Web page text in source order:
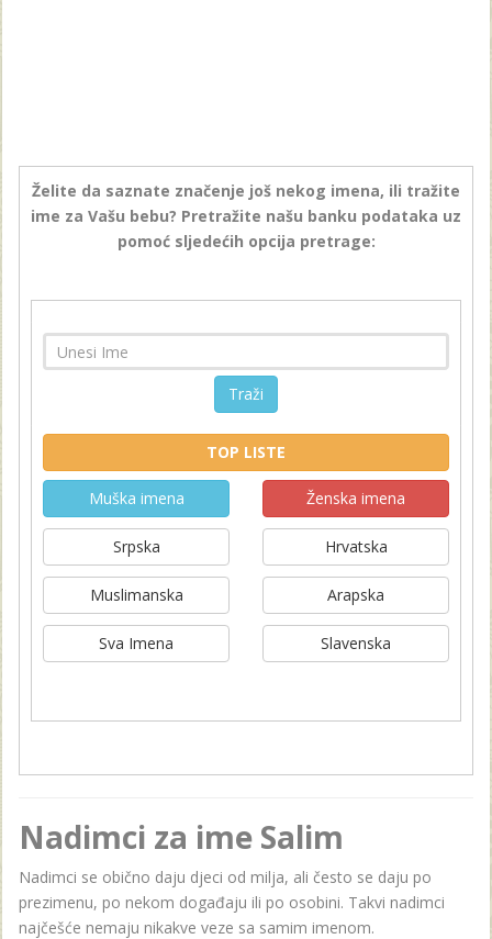
Želite da saznate značenje još nekog imena, ili tražite
ime za Vašu bebu? Pretražite našu banku podataka uz
pomoć sljedećih opcija pretrage:
Traži
TOP LISTE
Muška imena Ženska imena
Srpska Hrvatska
Muslimanska Arapska
Sva Imena Slavenska
Nadimci za ime Salim
Nadimci se obično daju djeci od milja, ali često se daju po
prezimenu, po nekom događaju ili po osobini. Takvi nadimci
najčešće nemaju nikakve veze sa samim imenom.